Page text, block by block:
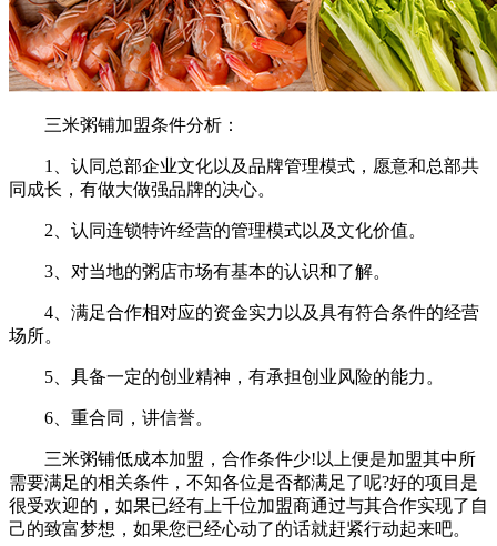
三米粥铺加盟条件分析：
1、认同总部企业文化以及品牌管理模式，愿意和总部共
同成长，有做大做强品牌的决心。
2、认同连锁特许经营的管理模式以及文化价值。
3、对当地的粥店市场有基本的认识和了解。
4、满足合作相对应的资金实力以及具有符合条件的经营
场所。
5、具备一定的创业精神，有承担创业风险的能力。
6、重合同，讲信誉。
三米粥铺低成本加盟，合作条件少!以上便是加盟其中所
需要满足的相关条件，不知各位是否都满足了呢?好的项目是
很受欢迎的，如果已经有上千位加盟商通过与其合作实现了自
己的致富梦想，如果您已经心动了的话就赶紧行动起来吧。